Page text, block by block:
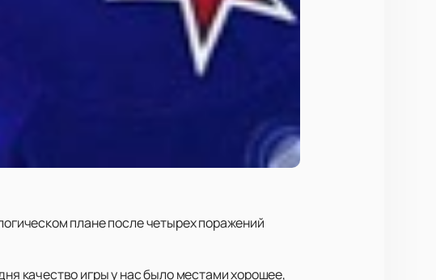
плане после четырех поражений
качество игры у нас было местами хорошее,